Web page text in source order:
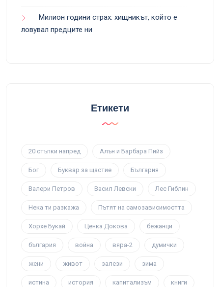
Милион години страх: хищникът, който е
ловувал предците ни
Етикети
20 стъпки напред Алън и Барбара Пийз
Бог Буквар за щастие България
Валери Петров Васил Левски Лес Гиблин
Нека ти разкажа Пътят на самозависимостта
Хорхе Букай Ценка Докова бежанци
българия война вяра-2 думички
жени живот залези зима
истина история капитализъм книги